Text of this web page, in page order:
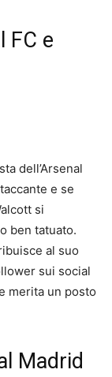
FC e
dell’Arsenal
e se
si
ben tatuato.
al suo
sui social
merita un posto
Madrid